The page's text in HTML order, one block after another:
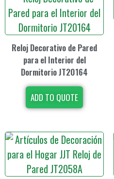
Reloj Decorativo de Pared
para el Interior del
Dormitorio JT20164
ADD TO QUOTE